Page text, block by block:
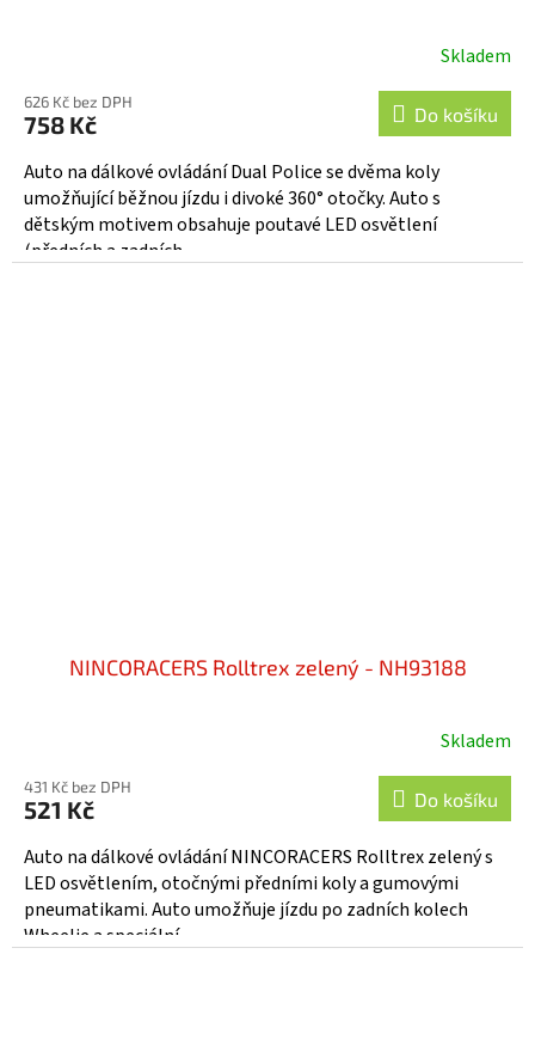
Skladem
626 Kč bez DPH
758 Kč Do košíku
Auto na dálkové ovládání Dual Police se dvěma koly
umožňující běžnou jízdu i divoké 360° otočky. Auto s
dětským motivem obsahuje poutavé LED osvětlení
(předních a zadních...
NINCORACERS Rolltrex zelený - NH93188
Skladem
431 Kč bez DPH
521 Kč Do košíku
Auto na dálkové ovládání NINCORACERS Rolltrex zelený s
LED osvětlením, otočnými předními koly a gumovými
pneumatikami. Auto umožňuje jízdu po zadních kolech
Wheelie a speciální...